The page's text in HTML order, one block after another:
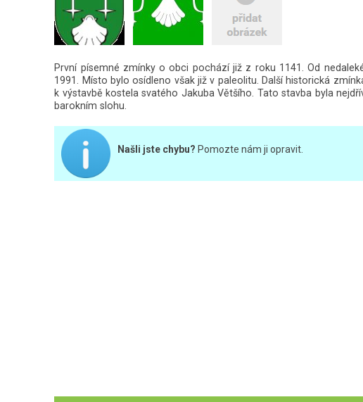
První písemné zmínky o obci pochází již z roku 1141. Od
1991. Místo bylo osídleno však již v paleolitu. Další historická
k výstavbě kostela svatého Jakuba Většího. Tato stavba byla
barokním slohu.
Našli jste chybu? Pomozte nám ji opravit.